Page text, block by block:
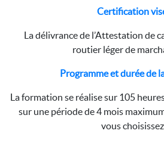
Certification
La délivrance de l’Attestation de
routier léger de
Programme et durée de
La formation se réalise sur 105
sur une période de 4 mois
vous